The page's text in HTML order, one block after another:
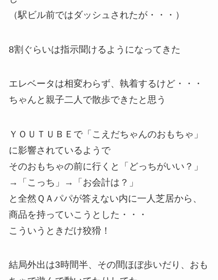
（駅ビル前ではダッシュされたが・・・）
8割ぐらいは指示聞けるようになってきた
エレベータは相変わらず、執着するけど・・・
ちゃんと親子二人で散歩できたと思う
ＹＯＵＴＵＢＥで「こえだちゃんのおもちゃ」
に影響されているようで
そのおもちゃの前に行くと「どっちがいい？」
→「こっち」→「お会計は？」
と全然ＱＡパパが答えない内に一人芝居から、
商品を持っていこうとした・・・
こういうときだけ狡猾！
結局外出は3時間半、その間ほぼ歩いだり、おも